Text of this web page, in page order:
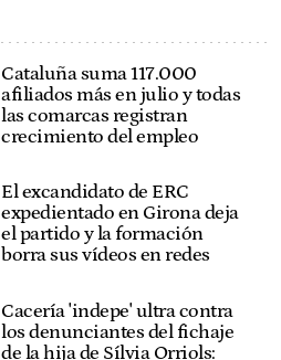
Cataluña suma 117.000
afiliados más en julio y todas
las comarcas registran
crecimiento del empleo
El excandidato de ERC
expedientado en Girona deja
el partido y la formación
borra sus vídeos en redes
Cacería 'indepe' ultra contra
los denunciantes del fichaje
de la hija de Sílvia Orriols: